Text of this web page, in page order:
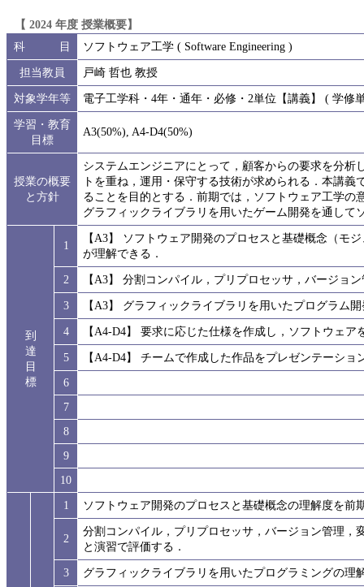
【 2024 年度 授業概要】
科 目
ソフトウェア工学 ( Software Engineering )
担当教員
戸崎 哲也 教授
対象学年等
電子工学科・4年・通年・必修・2単位【講義】 ( 学修
学習・教育
目標
A3(50%), A4-D4(50%)
授業の概要
と方針
システムエンジニアにとって，顧客からの要求を分
トを重ね，運用・保守する技術が求められる．本講
ることを目的とする．前期では，ソフトウェア工学
グラフィックライブラリを用いたゲーム開発を通して
到
達
目
標
1
【A3】 ソフトウェア開発のプロセスと基礎概念（モ
が理解できる．
2
【A3】 分割コンパイル，プリプロセッサ，バージョ
3
【A3】 グラフィックライブラリを用いたプログラム
4
【A4-D4】 要求に応じた仕様を作成し，ソフトウェ
5
【A4-D4】 チームで作成した作品をプレゼンテーシ
6
7
8
9
10
1 ソフトウェア開発のプロセスと基礎概念の理解度を前
2
分割コンパイル，プリプロセッサ，バージョン管理
と演習で評価する．
3
グラフィックライブラリを用いたプログラミングの理